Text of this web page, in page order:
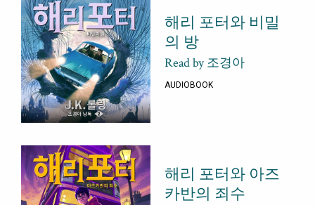
해리 포터와 비밀
의 방
Read by 조경아
AUDIOBOOK
해리 포터와 아즈
카반의 죄수